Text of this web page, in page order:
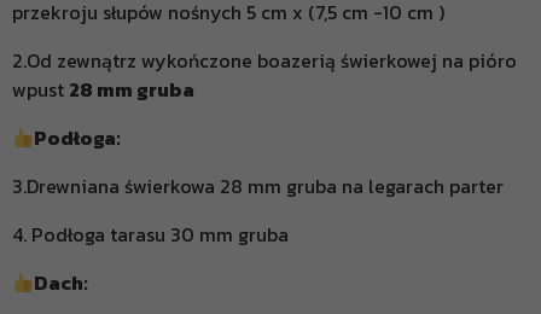
przekroju słupów nośnych 5 cm x (7,5 cm -10 cm )
2.Od zewnątrz wykończone boazerią świerkowej na pióro
wpust 28 mm gruba
Podłoga:
3.Drewniana świerkowa 28 mm gruba na legarach parter
4. Podłoga tarasu 30 mm gruba
Dach: